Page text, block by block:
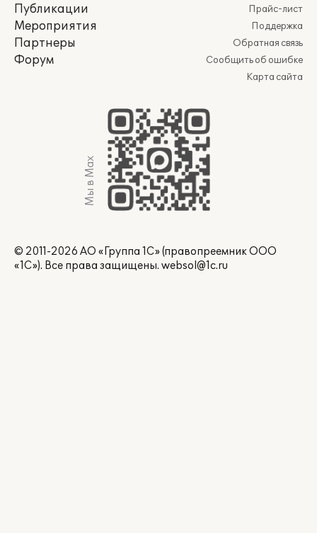
Публикации
Мероприятия
Партнеры
Форум
Прайс-лист
Поддержка
Обратная связь
Сообщить об ошибке
Карта сайта
Мы в Max
© 2011-2026 АО «Группа 1С» (правопреемник ООО
«1С»). Все права защищены. websol@1c.ru